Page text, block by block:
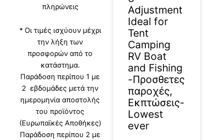
πληρώνεις
* Οι τιμές ισχύουν μέχρι
την λήξη των
προσφορών από το
κατάστημα.
Παράδοση περίπου 1 με
2 εβδομάδες μετά την
ημερομηνία αποστολής
του προϊόντος
(Ευρωπαϊκές Αποθήκες)
Παράδοση περίπου 2 με
Adjustment
Ideal for
Tent
Camping
RV Boat
and Fishing
-Προσθετες
παροχές,
Εκπτώσεις-
Lowest
ever